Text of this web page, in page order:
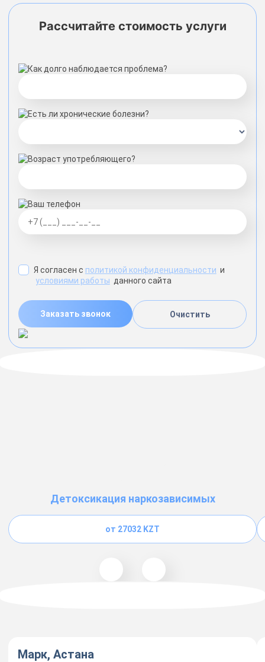
Рассчитайте стоимость услуги
Как долго наблюдается проблема?
Есть ли хронические болезни?
Возраст употребляющего?
Ваш телефон
Я согласен с политикой конфиденциальности и
условиями работы данного сайта
Очистить
Заказать звонок
Детоксикация наркозависимых
от 27032 KZT
Марк, Астана